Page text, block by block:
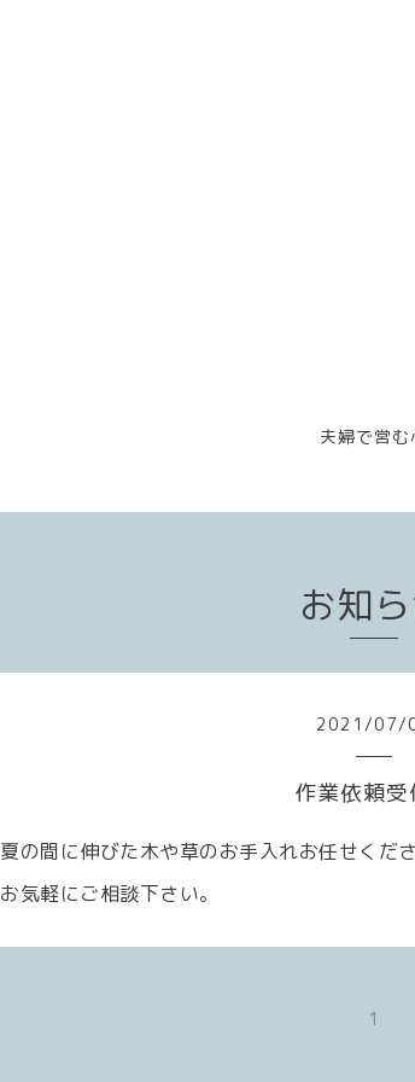
夫婦で営む
お知
2021 /07/
作業依頼受
夏の間に伸びた木や草のお手入れお任せくださ
お気軽にご相談下さい。
1